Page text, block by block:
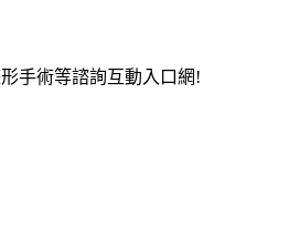
手術等諮詢互動入口網!